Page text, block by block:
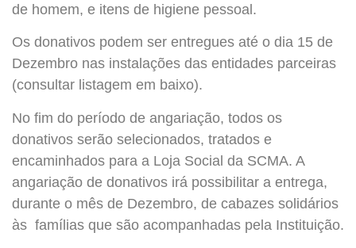
de homem, e itens de higiene pessoal.
Os donativos podem ser entregues até o dia 15 de
Dezembro nas instalações das entidades parceiras
(consultar listagem em baixo).
No fim do período de angariação, todos os
donativos serão selecionados, tratados e
encaminhados para a Loja Social da SCMA. A
angariação de donativos irá possibilitar a entrega,
durante o mês de Dezembro, de cabazes solidários
às famílias que são acompanhadas pela Instituição.